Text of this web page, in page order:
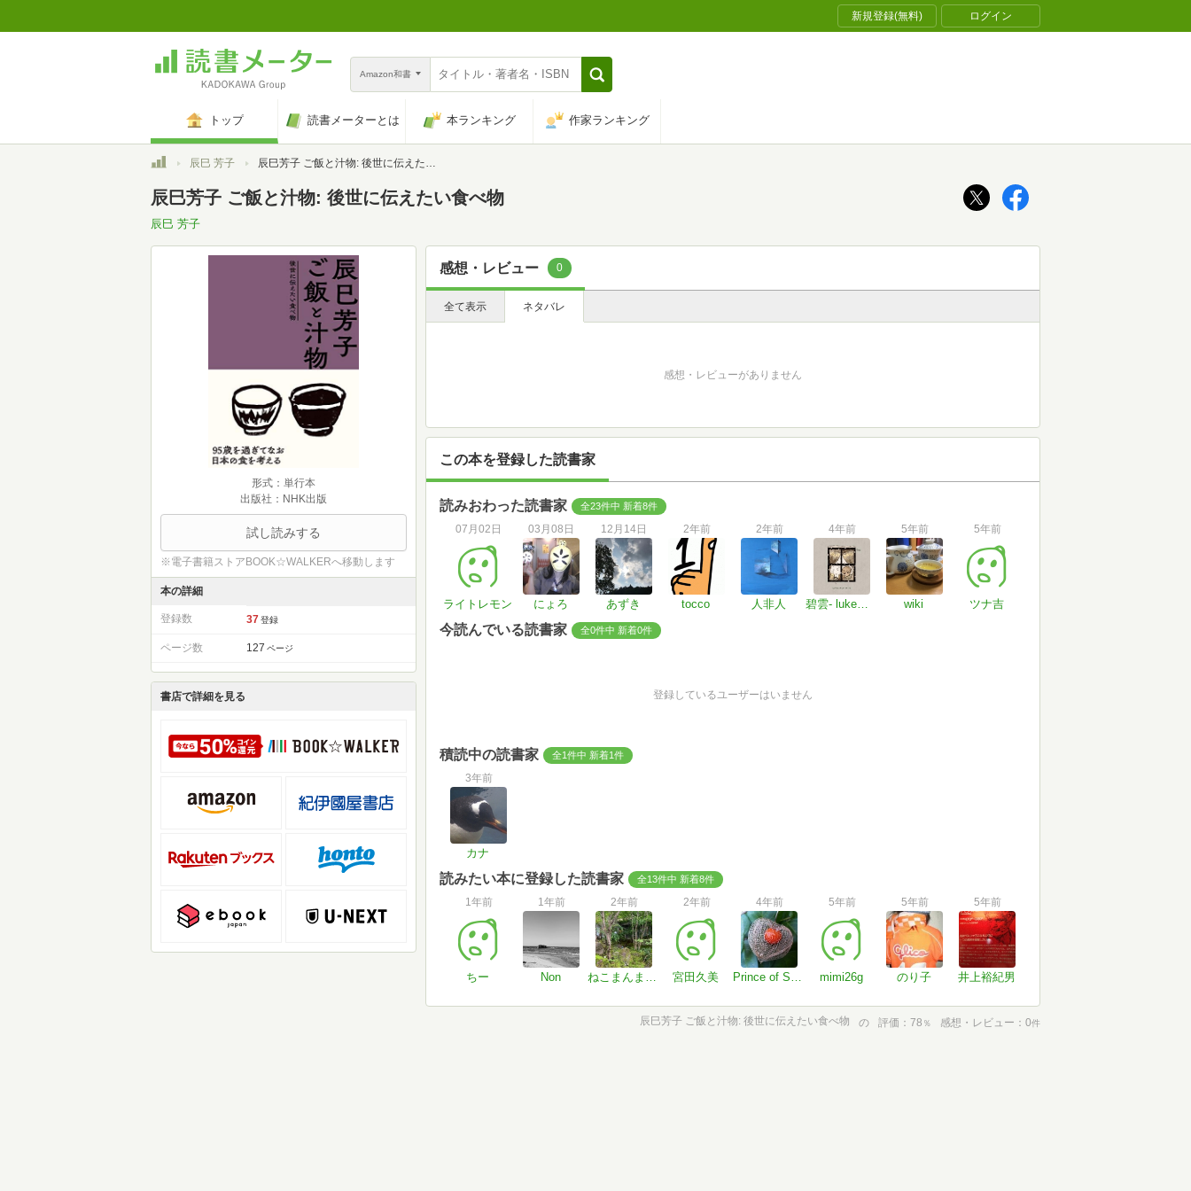
新規登録(無料) ログイン
Amazon和書
トップ 読書メーターとは 本ランキング 作家ランキング
トップ辰巳 芳子 辰巳芳子 ご飯と汁物: 後世に伝えたい食べ物
辰巳芳子 ご飯と汁物: 後世に伝えたい食べ物
辰巳 芳子
形式：単行本
出版社：NHK出版
試し読みする
※電子書籍ストアBOOK☆WALKERへ移動します
本の詳細
登録数 37 登録
ページ数 127 ページ
書店で詳細を見る
感想・レビュー 0
全て表示 ネタバレ
感想・レビューがありません
この本を登録した読書家
読みおわった読書家 全23件中 新着8件
07月02日
ライトレモン
03月08日
にょろ
12月14日
あずき
2年前
tocco
2年前
人非人
4年前
碧雲- lukeminen
5年前
wiki
5年前
ツナ吉
今読んでいる読書家 全0件中 新着0件
登録しているユーザーはいません
積読中の読書家 全1件中 新着1件
3年前
カナ
読みたい本に登録した読書家 全13件中 新着8件
1年前
ちー
1年前
Non
2年前
ねこまんまさんさん
2年前
宮田久美
4年前
Prince of Scotch
5年前
mimi26g
5年前
のり子
5年前
井上裕紀男
辰巳芳子 ご飯と汁物: 後世に伝えたい食べ物 の 評価 78 ％ 感想・レビュー 0件